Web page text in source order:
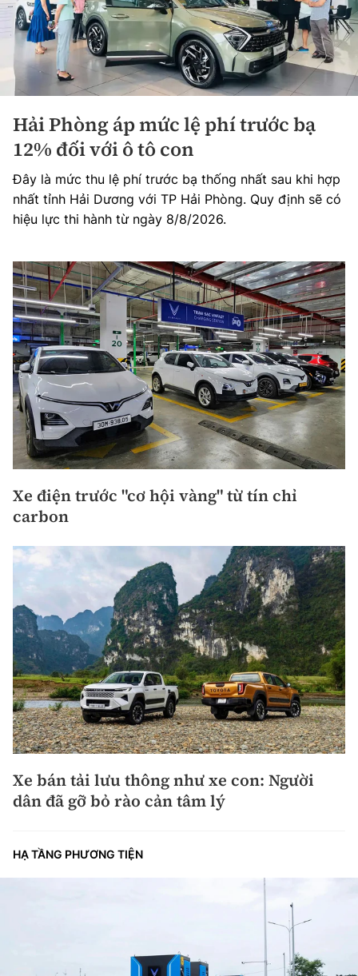
Hải Phòng áp mức lệ phí trước bạ
12% đối với ô tô con
Đây là mức thu lệ phí trước bạ thống nhất sau khi hợp
nhất tỉnh Hải Dương với TP Hải Phòng. Quy định sẽ có
hiệu lực thi hành từ ngày 8/8/2026.
Xe điện trước "cơ hội vàng" từ tín chỉ
carbon
Xe bán tải lưu thông như xe con: Người
dân đã gỡ bỏ rào cản tâm lý
HẠ TẦNG PHƯƠNG TIỆN